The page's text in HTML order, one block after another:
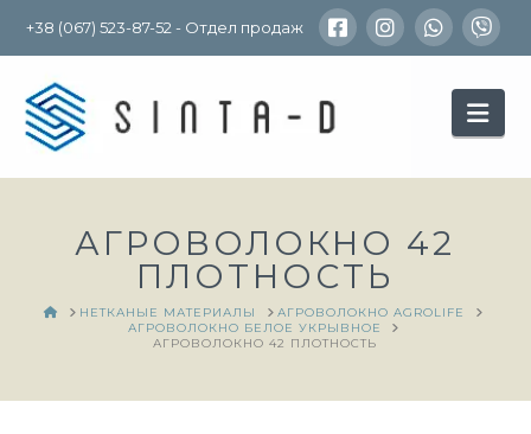
+38 (067) 523-87-52 - Отдел продаж
АГРОВОЛОКНО 42
ПЛОТНОСТЬ
HOME
НЕТКАНЫЕ МАТЕРИАЛЫ
АГРОВОЛОКНО AGROLIFE
АГРОВОЛОКНО БЕЛОЕ УКРЫВНОЕ
АГРОВОЛОКНО 42 ПЛОТНОСТЬ